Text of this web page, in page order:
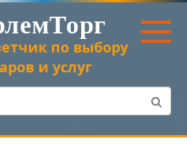
по выбору
и услуг